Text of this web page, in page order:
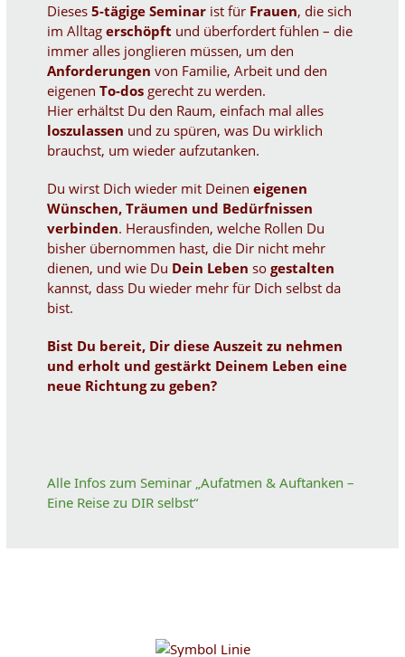
Dieses5-tägige Seminar ist für Frauen, die sich
im Alltagerschöpft und überfordert fühlen – die
immer alles jonglieren müssen, um den
Anforderungen von Familie, Arbeit und den
eigenenTo-dos gerecht zu werden.
Hier erhältst Du den Raum, einfach mal alles
loszulassen und zu spüren, was Du wirklich
brauchst, um wieder aufzutanken.
Du wirst Dich wieder mit Deineneigenen
Wünschen, Träumen und Bedürfnissen
verbinden. Herausfinden, welche Rollen Du
bisher übernommen hast, die Dir nicht mehr
dienen, und wie Du Dein Leben sogestalten
kannst, dass Du wieder mehr für Dich selbst da
bist.
Bist Du bereit, Dir diese Auszeit zu nehmen
und erholt und gestärkt Deinem Leben eine
neue Richtung zu geben?
Alle Infos zum Seminar „Aufatmen & Auftanken –
Eine Reise zu DIR selbst“